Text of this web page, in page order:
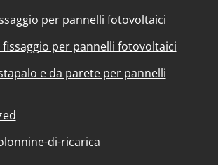
per pannelli fotovoltaici
per pannelli fotovoltaici
e da parete per pannelli
di-ricarica